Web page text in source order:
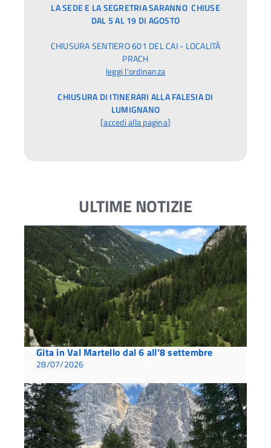
LA SEDE E LA SEGRETRIA SARANNO CHIUSE
DAL 5 AL 19 DI AGOSTO
CHIUSURA SENTIERO 601 DEL CAI - LOCALITÀ
PRACH
leggi l'ordinanza
CHIUSURA DI ITINERARI ALLA FALESIA DI
LUMIGNANO
[accedi alla pagina]
ULTIME NOTIZIE
Gita in Val Martello dal 6 all’8 settembre
28/07/2026